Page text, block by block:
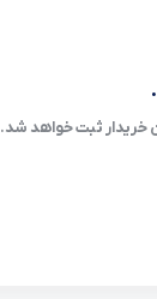
خریدار ثبت خواهد شد.